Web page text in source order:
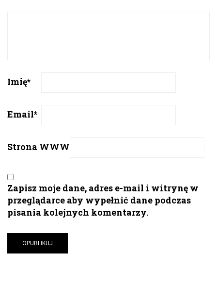
Imię*
Email*
Strona WWW
Zapisz moje dane, adres e-mail i witrynę w
przeglądarce aby wypełnić dane podczas
pisania kolejnych komentarzy.